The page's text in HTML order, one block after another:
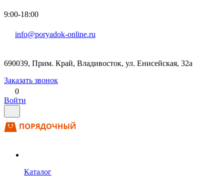
9:00-18:00
info@poryadok-online.ru
690039, Прим. Край, Владивосток, ул. Енисейская, 32а
Заказать звонок
0
Войти
Каталог